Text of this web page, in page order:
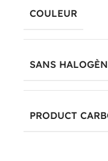
COULEUR
SANS
PRODUCT